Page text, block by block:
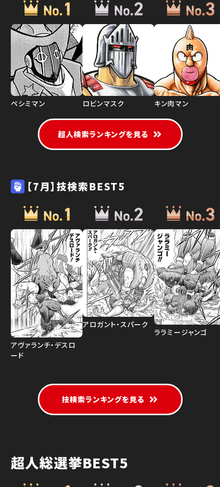
ペシミマン ロビンマスク キン肉マン
超人検索ランキングを見る
【7月】技検索BEST5
アヴァランチ・デスロ
ード
アロガント・スパーク
ララミージャンゴ
技検索ランキングを見る
超人総選挙BEST5